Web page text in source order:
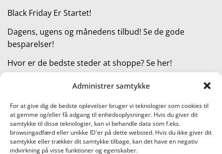
Administrer samtykke
For at give dig de bedste oplevelser bruger vi teknologier som cookies til
at gemme og/eller få adgang til enhedsoplysninger. Hvis du giver dit
samtykke til disse teknologier, kan vi behandle data som f.eks.
browsingadfærd eller unikke ID'er på dette websted. Hvis du ikke giver dit
samtykke eller trækker dit samtykke tilbage, kan det have en negativ
indvirkning på visse funktioner og egenskaber.
Black Friday Er Startet!
Dagens, ugens og månedens tilbud! Se de gode
besparelser!
Hvor er de bedste steder at shoppe? Se her!
Kategorier